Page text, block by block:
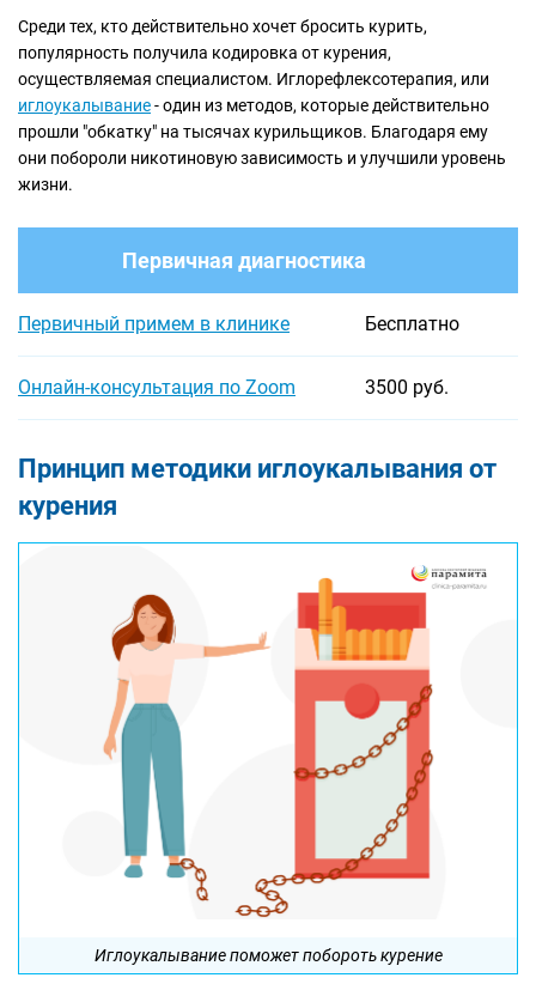
Среди тех, кто действительно хочет бросить курить,
популярность получила кодировка от курения,
осуществляемая специалистом. Иглорефлексотерапия, или
иглоукалывание- один из методов, которые действительно
прошли "обкатку" на тысячах курильщиков. Благодаря ему
они побороли никотиновую зависимость и улучшили уровень
жизни.
Первичная диагностика
Первичный примем в клинике Бесплатно
Онлайн-консультация по Zoom 3500 руб.
Принцип методики иглоукалывания от
курения
Иглоукалывание поможет побороть курение